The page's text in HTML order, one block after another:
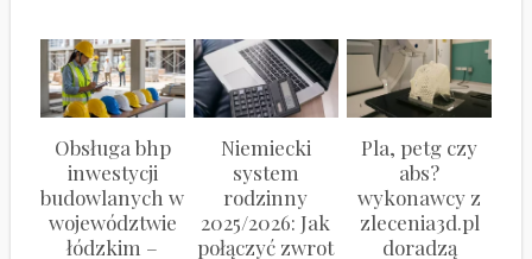
Obsługa bhp
inwestycji
budowlanych w
województwie
łódzkim –
Niemiecki
system
rodzinny
2025/2026: Jak
połączyć zwrot
Pla, petg czy
abs?
wykonawcy z
zlecenia3d.pl
doradzą